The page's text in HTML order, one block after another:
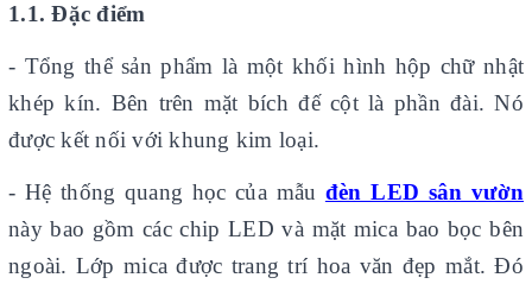
1.1. Đặc điểm
- Tổng thể sản phẩm là một khối hình hộp chữ nhật
khép kín. Bên trên mặt bích đế cột là phần đài. Nó
được kết nối với khung kim loại.
- Hệ thống quang học của mẫu đèn LED sân vườn
này bao gồm các chip LED và mặt mica bao bọc bên
ngoài. Lớp mica được trang trí hoa văn đẹp mắt. Đó